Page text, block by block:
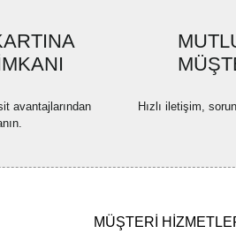
avantajlarından
Hızlı iletişim,
MÜŞTERİ